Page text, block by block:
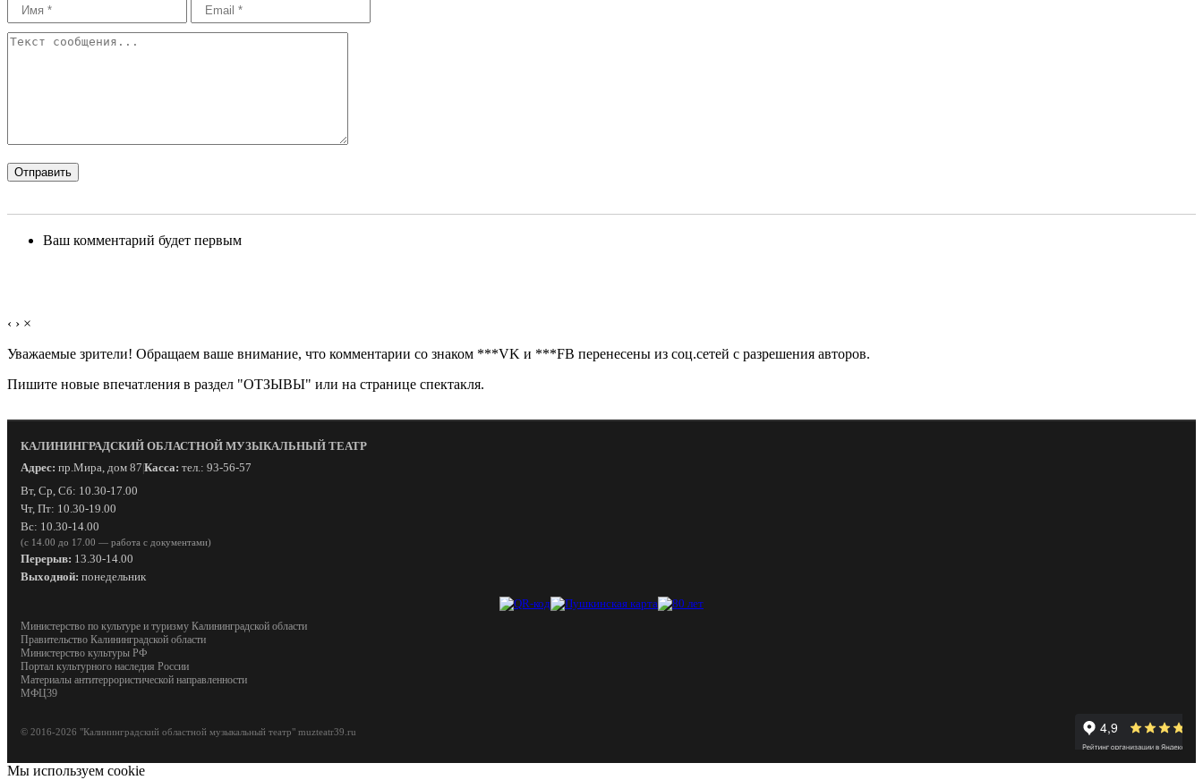
Ваш комментарий будет первым
‹ › ×
Уважаемые зрители! Обращаем ваше внимание, что комментарии со знаком ***VK и ***FB перенесены из соц.сетей с разрешения авторов.
Пишите новые впечатления в раздел "ОТЗЫВЫ" или на странице спектакля.
КАЛИНИНГРАДСКИЙ ОБЛАСТНОЙ МУЗЫКАЛЬНЫЙ ТЕАТР
Адрес: пр.Мира, дом 87|Касса: тел.: 93-56-57
Вт, Ср, Сб: 10.30-17.00
Чт, Пт: 10.30-19.00
Вс: 10.30-14.00
(с 14.00 до 17.00 — работа с документами)
Перерыв: 13.30-14.00
Выходной: понедельник
Министерство по культуре и туризму Калининградской области
Правительство Калининградской области
Министерство культуры РФ
Портал культурного наследия России
Материалы антитеррористической направленности
МФЦ39
© 2016-2026 "Калининградский областной музыкальный театр" muzteatr39.ru
Мы используем cookie